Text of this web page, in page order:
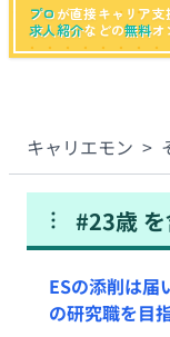
プロが直接キャリア支
求人紹介などの無料オ
キャリエモン >
#23歳
ESの添削は届
の研究職を目